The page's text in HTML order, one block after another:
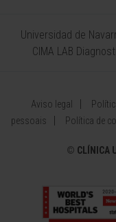
Universidad de
CIMA LAB
Aviso legal
pessoais
Política de
© CLÍNICA